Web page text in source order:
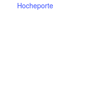
Hocheporte